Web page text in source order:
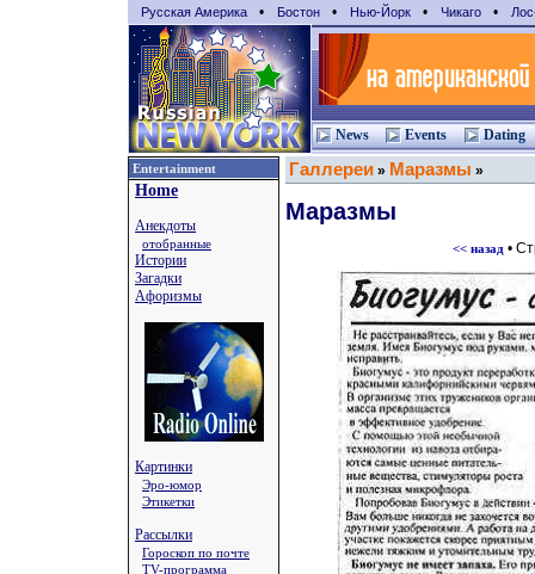
Русская Америка • Бостон • Нью-Йорк • Чикаго •
News Events Dating
Entertainment
Home
Анекдоты
отобранные
Истории
Загадки
Афоризмы
Картинки
Эро-юмор
Этикетки
Рассылки
Гороскоп по почте
TV-программа
Галлереи » Маразмы »
Маразмы
<< назад•